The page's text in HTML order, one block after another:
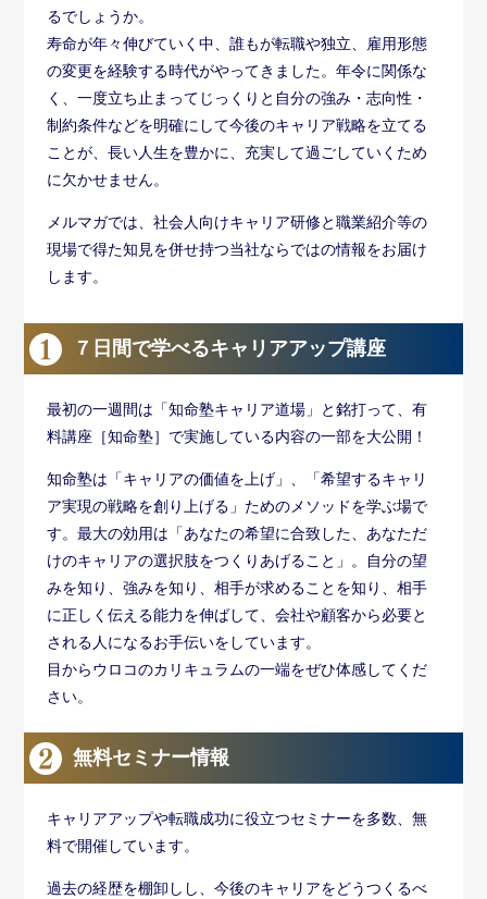
るでしょうか。
寿命が年々伸びていく中、誰もが転職や独立、雇用形態
の変更を経験する時代がやってきました。年令に関係な
く、一度立ち止まってじっくりと自分の強み・志向性・
制約条件などを明確にして今後のキャリア戦略を立てる
ことが、長い人生を豊かに、充実して過ごしていくため
に欠かせません。
メルマガでは、社会人向けキャリア研修と職業紹介等の
現場で得た知見を併せ持つ当社ならではの情報をお届け
します。
７日間で学べるキャリアアップ講座
最初の一週間は「知命塾キャリア道場」と銘打って、有
料講座［知命塾］で実施している内容の一部を大公開！
知命塾は「キャリアの価値を上げ」、「希望するキャリ
ア実現の戦略を創り上げる」ためのメソッドを学ぶ場で
す。最大の効用は「あなたの希望に合致した、あなただ
けのキャリアの選択肢をつくりあげること」。自分の望
みを知り、強みを知り、相手が求めることを知り、相手
に正しく伝える能力を伸ばして、会社や顧客から必要と
される人になるお手伝いをしています。
目からウロコのカリキュラムの一端をぜひ体感してくだ
さい。
無料セミナー情報
キャリアアップや転職成功に役立つセミナーを多数、無
料で開催しています。
過去の経歴を棚卸しし、今後のキャリアをどうつくるべ